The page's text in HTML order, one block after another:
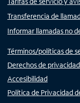
Transferencia de
Informar llamadas no
Términos/políticas de
Derechos de privacidad
Accesibilidad
Política de Privacidad